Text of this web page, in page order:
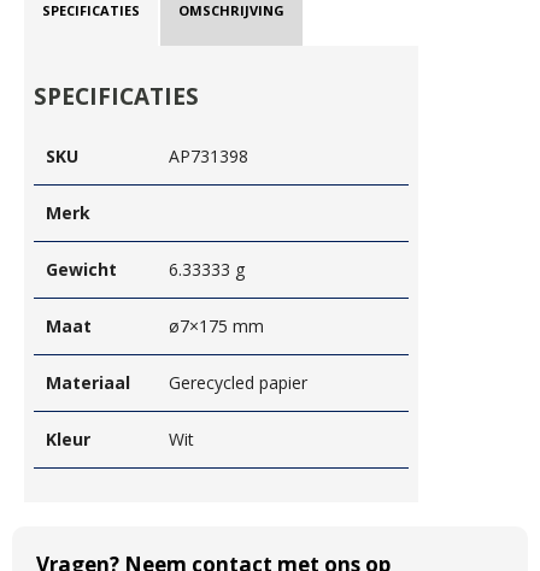
SPECIFICATIES OMSCHRIJVING
SPECIFICATIES
SKU AP731398
Merk
Gewicht 6.33333 g
Maat ø7×175 mm
Materiaal Gerecycled papier
Kleur Wit
Vragen? Neem contact met ons op